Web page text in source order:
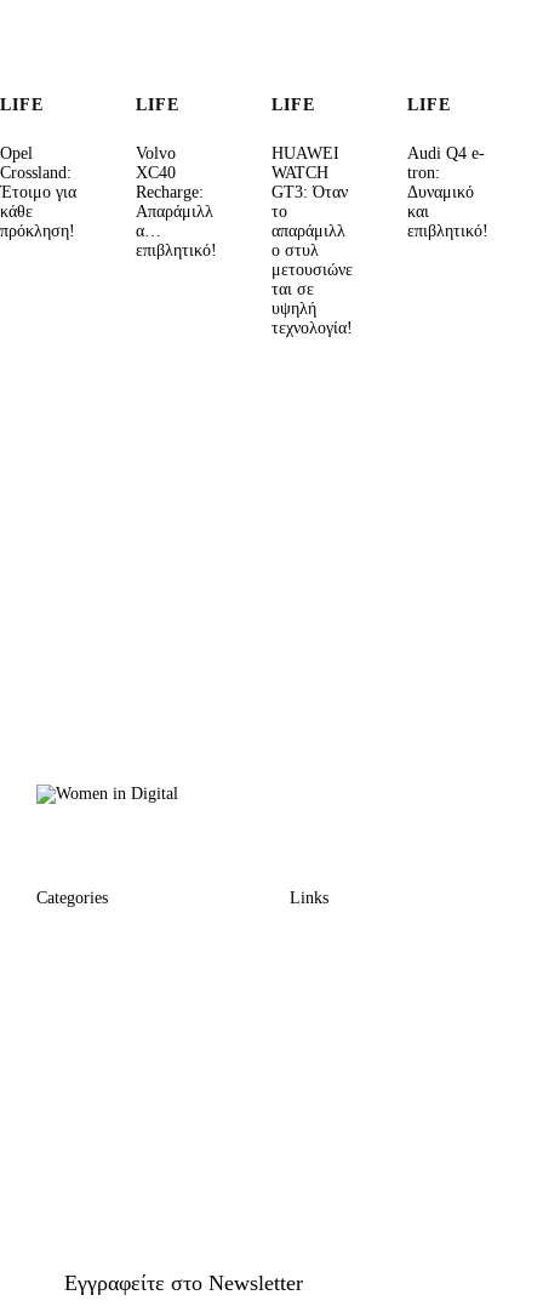
LIFE
Opel
Crossland:
Έτοιμο για
κάθε
πρόκληση!
LIFE
Volvo
XC40
Recharge:
Απαράμιλλ
α…
επιβλητικό!
LIFE
HUAWEI
WATCH
GT3: Όταν
το
απαράμιλλ
ο στυλ
μετουσιώνε
ται σε
υψηλή
τεχνολογία!
LIFE
Audi Q4 e-
tron:
Δυναμικό
και
επιβλητικό!
Categories Links
Eγγραφείτε στο Newsletter